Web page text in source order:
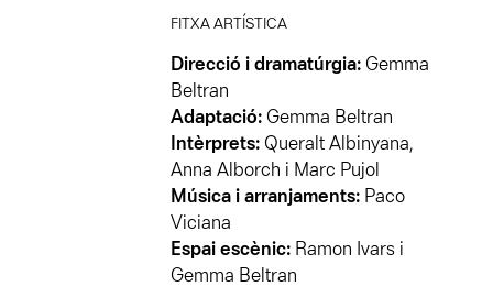
FITXA ARTÍSTICA
Direcció i dramatúrgia:Gemma
Beltran
Adaptació:Gemma Beltran
Intèrprets:Queralt Albinyana,
Anna Alborch i Marc Pujol
Música i arranjaments:Paco
Viciana
Espai escènic:Ramon Ivars i
Gemma Beltran